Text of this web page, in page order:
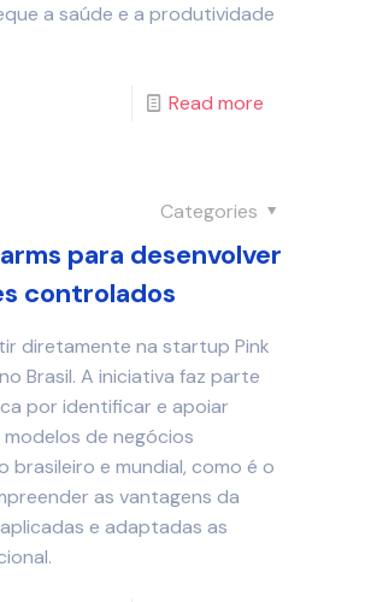
a saúde e a produtividade
Read more
Categories
para desenvolver
controlados
diretamente na startup Pink
Brasil. A iniciativa faz parte
por identificar e apoiar
de negócios
e mundial, como é o
as vantagens da
e adaptadas as